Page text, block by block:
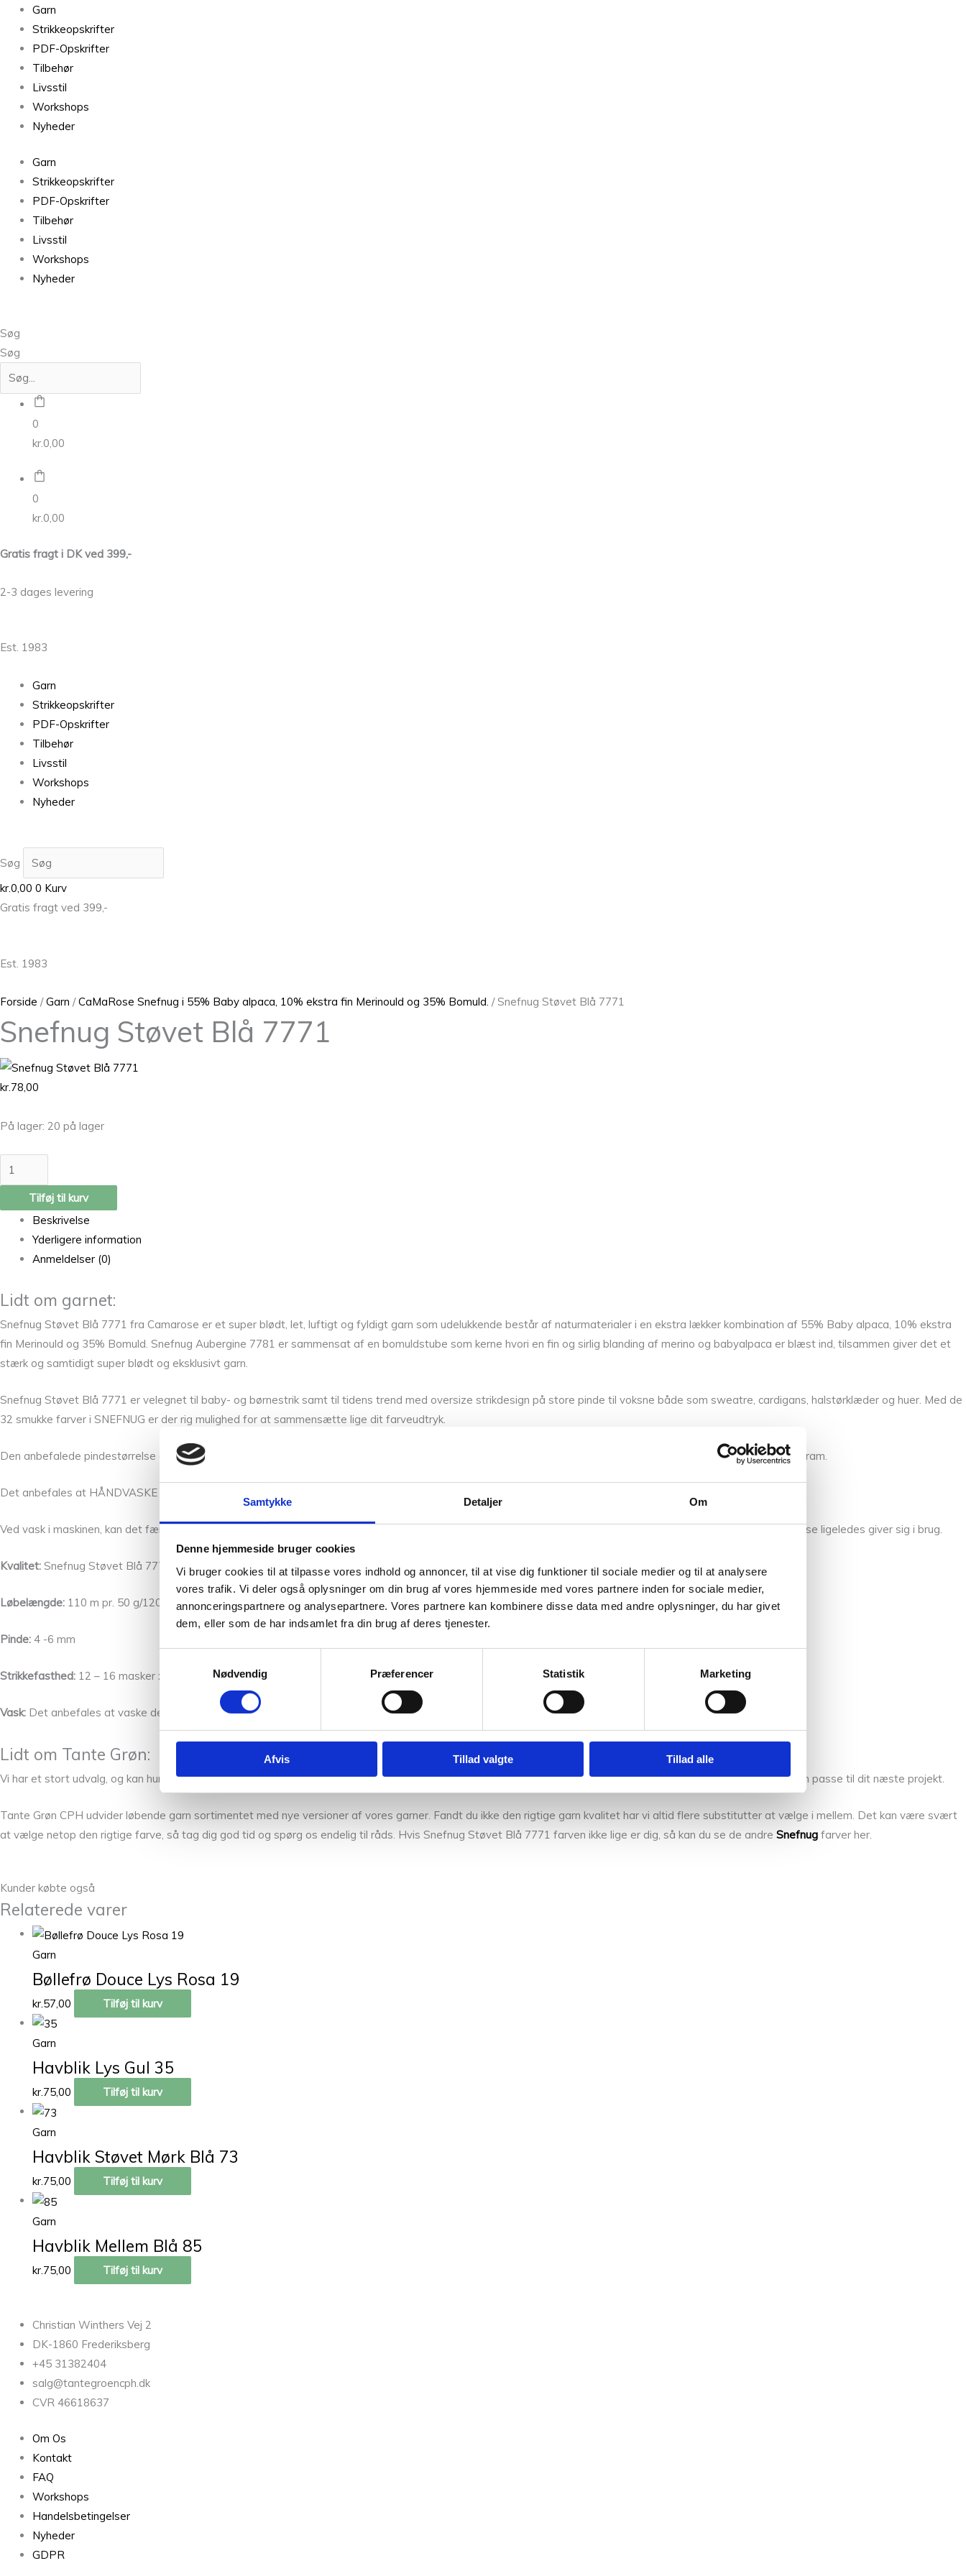
Samtykke Detaljer Om
Denne hjemmeside bruger cookies
Vi bruger cookies til at tilpasse vores indhold og annoncer, til at vise dig funktioner til sociale medier og til at analysere
vores trafik. Vi deler også oplysninger om din brug af vores hjemmeside med vores partnere inden for sociale medier,
annonceringspartnere og analysepartnere. Vores partnere kan kombinere disse data med andre oplysninger, du har givet
dem, eller som de har indsamlet fra din brug af deres tjenester.
Nødvendig
Præferencer Statistik Marketing
Afvis Tillad valgte Tillad alle
Garn
Strikkeopskrifter
PDF-Opskrifter
Tilbehør
Livsstil
Workshops
Nyheder
Garn
Strikkeopskrifter
PDF-Opskrifter
Tilbehør
Livsstil
Workshops
Nyheder
Søg
Søg
0
kr.0,00
0
kr.0,00
Gratis fragt i DK ved 399,-
2-3 dages levering
Est. 1983
Garn
Strikkeopskrifter
PDF-Opskrifter
Tilbehør
Livsstil
Workshops
Nyheder
Søg
kr.0,00 0 Kurv
Gratis fragt ved 399,-
Est. 1983
Forside /Garn /CaMaRose Snefnug i 55% Baby alpaca, 10% ekstra fin Merinould og 35% Bomuld. / Snefnug Støvet Blå 7771
Snefnug Støvet Blå 7771
kr.78,00
På lager: 20 på lager
Snefnug
Støvet
7771
antal
Tilføj til kurv
Beskrivelse
Yderligere information
Anmeldelser (0)
Lidt om garnet:
Snefnug Støvet Blå 7771 fra Camarose er et super blødt, let, luftigt og fyldigt garn som udelukkende består af naturmaterialer i en ekstra lækker kombination af 55% Baby alpaca, 10% ekstra
fin Merinould og 35% Bomuld. Snefnug Aubergine 7781 er sammensat af en bomuldstube som kerne hvori en fin og sirlig blanding af merino og babyalpaca er blæst ind, tilsammen giver det et
stærk og samtidigt super blødt og eksklusivt garn.
Snefnug Støvet Blå 7771 er velegnet til baby- og børnestrik samt til tidens trend med oversize strikdesign på store pinde til voksne både som sweatre, cardigans, halstørklæder og huer. Med de
32 smukke farver i SNEFNUG er der rig mulighed for at sammensætte lige dit farveudtryk.
Den anbefalede pindestørrelse er 4.0 -6.0 mm og den vejledende strikkefasthed er 12-16 m pr 10 cm og ca. 24 p i højden. Løbelængden er 110 m pr nøgle af 50 gram.
Det anbefales at HÅNDVASKE det færdige arbejde, med uldvaskemiddel og lade det ligge tørre fladt.
Ved vask i maskinen, kan det færdige arbejde krympe op til 7%, men vil give sig igen i brug. Det anbefales at strikke ribkanter lidt fast og en anelse smallere da disse ligeledes giver sig i brug.
Kvalitet: Snefnug Støvet Blå 7771 består af 55% Baby alpaca, 10% ekstra fin Merinould og 35% Bomuld
Løbelængde: 110 m pr. 50 g/120 yards per 50 g
Pinde: 4 -6 mm
Strikkefasthed: 12 – 16 masker x 24 pinde
Vask: Det anbefales at vaske det færdige arbejde i hånden med uldvaskemiddel
Lidt om Tante Grøn:
Vi har et stort udvalg, og kan hurtigt få farverne hjem til dig, hvis de skulle være udsolgt. Kontakt os gerne hvis du har spørgsmål til garnet, eller er i tvivl om det kan passe til dit næste projekt.
Tante Grøn CPH udvider løbende garn sortimentet med nye versioner af vores garner. Fandt du ikke den rigtige garn kvalitet har vi altid flere substitutter at vælge i mellem. Det kan være svært
at vælge netop den rigtige farve, så tag dig god tid og spørg os endelig til råds. Hvis Snefnug Støvet Blå 7771 farven ikke lige er dig, så kan du se de andre Snefnug farver her.
Kunder købte også
Relaterede varer
Garn
Bøllefrø Douce Lys Rosa 19
kr. 57,00 Tilføj til kurv
Garn
Havblik Lys Gul 35
kr.75,00 Tilføj til kurv
Garn
Havblik Støvet Mørk Blå 73
kr.75,00 Tilføj til kurv
Garn
Havblik Mellem Blå 85
kr.75,00 Tilføj til kurv
Christian Winthers Vej 2
DK-1860 Frederiksberg
+45 31382404
salg@tantegroencph.dk
CVR 46618637
Om Os
Kontakt
FAQ
Workshops
Handelsbetingelser
Nyheder
GDPR